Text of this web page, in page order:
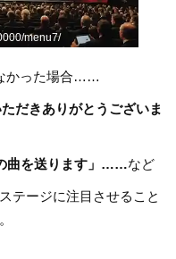
menu7/
かった場合……
だきありがとうございま
曲を送ります」……など
テージに注目させること